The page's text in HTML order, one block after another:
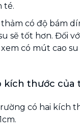
té.
có độ bám
sẽ tốt hơn. Đối
có mút cao su
kích thước của
có hai kích